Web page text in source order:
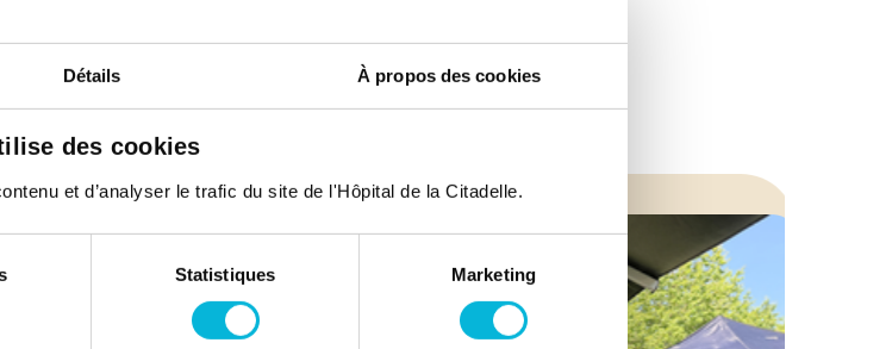
Détails À propos des cookies
des cookies
et d’analyser le trafic du site de l'Hôpital de la Citadelle.
Statistiques Marketing